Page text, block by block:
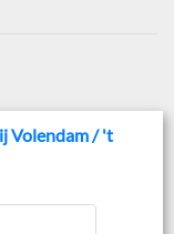
Volendam / 't